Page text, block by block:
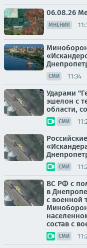
06.08.26
МНЕНИЯ
СМИ 11:34
Ударами
эшелон с
области,
СМИ
СМИ
ВС РФ с
в
с военной
состав с
СМИ